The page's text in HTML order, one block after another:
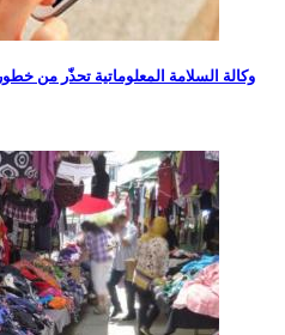
وكالة السلامة المعلوماتية تحذّر من